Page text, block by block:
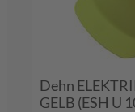
Dehn
GELB (ESH U